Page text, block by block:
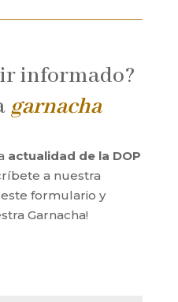
informado?
garnacha
actualidad de la DOP
a nuestra
formulario y
Garnacha!